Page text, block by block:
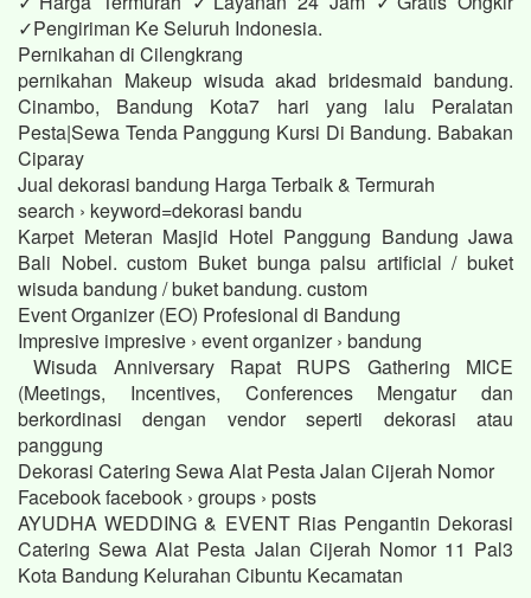
✓Pengiriman Ke Seluruh Indonesia.
Pernikahan di Cilengkrang
pernikahan Makeup wisuda akad bridesmaid bandung.
Cinambo, Bandung Kota7 hari yang lalu Peralatan
Pesta|Sewa Tenda Panggung Kursi Di Bandung. Babakan
Ciparay
Jual dekorasi bandung Harga Terbaik & Termurah
search › keyword=dekorasi bandu
Karpet Meteran Masjid Hotel Panggung Bandung Jawa
Bali Nobel. custom Buket bunga palsu artificial / buket
wisuda bandung / buket bandung. custom
Event Organizer (EO) Profesional di Bandung
Impresive impresive › event organizer › bandung
Wisuda Anniversary Rapat RUPS Gathering MICE
(Meetings, Incentives, Conferences Mengatur dan
berkordinasi dengan vendor seperti dekorasi atau
panggung
Dekorasi Catering Sewa Alat Pesta Jalan Cijerah Nomor
Facebook facebook › groups › posts
AYUDHA WEDDING & EVENT Rias Pengantin Dekorasi
Catering Sewa Alat Pesta Jalan Cijerah Nomor 11 Pal3
Kota Bandung Kelurahan Cibuntu Kecamatan